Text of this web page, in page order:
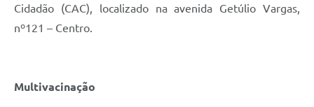
Cidadão (CAC), localizado na avenida Getúlio Vargas,
nº121 – Centro.
Multivacinação